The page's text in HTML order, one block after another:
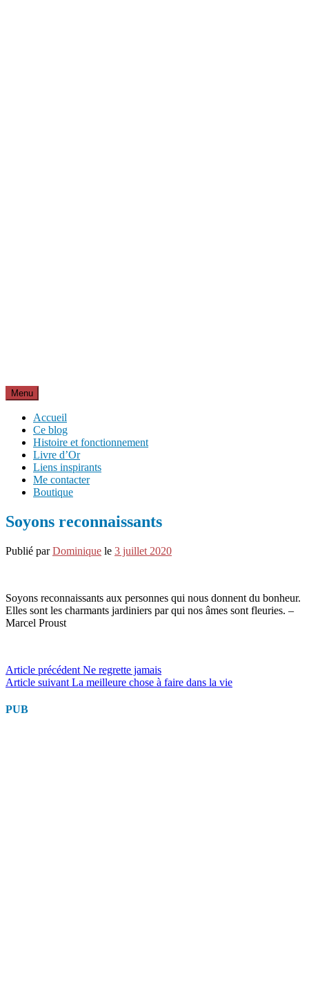
Menu
Accueil
Ce blog
Histoire et fonctionnement
Livre d’Or
Liens inspirants
Me contacter
Boutique
Soyons reconnaissants
Publié parDominique le 3 juillet 2020
Soyons reconnaissants aux personnes qui nous donnent du bonheur.
Elles sont les charmants jardiniers par qui nos âmes sont fleuries. –
Marcel Proust
Lire
la
suite
Article précédent Ne regrette jamais
Article suivant La meilleure chose à faire dans la vie
PUB